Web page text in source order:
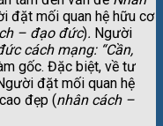
đặt mối quan hệ hữu cơ
– đạo đức). Người
cách mạng: “Cần,
gốc. Đặc biệt, về tư
đặt mối quan hệ
đẹp (nhân cách –